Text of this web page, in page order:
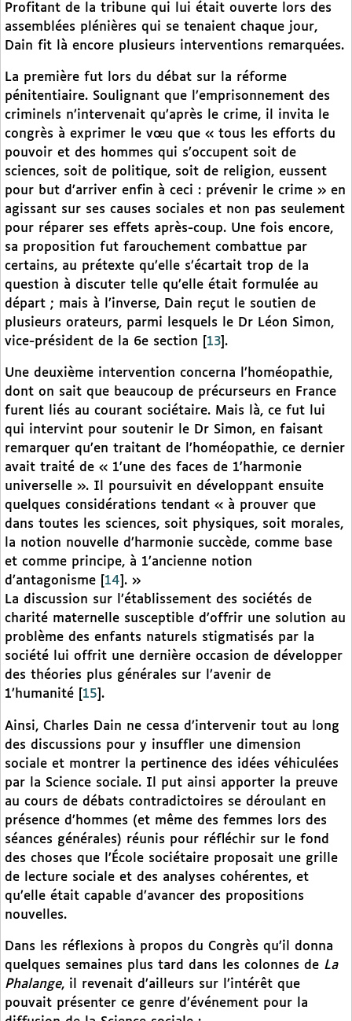
Profitant de la tribune qui lui était ouverte lors des
assemblées plénières qui se tenaient chaque jour,
Dain fit là encore plusieurs interventions remarquées.
La première fut lors du débat sur la réforme
pénitentiaire. Soulignant que l’emprisonnement des
criminels n’intervenait qu’après le crime, il invita le
congrès à exprimer le vœu que « tous les efforts du
pouvoir et des hommes qui s’occupent soit de
sciences, soit de politique, soit de religion, eussent
pour but d’arriver enfin à ceci : prévenir le crime » en
agissant sur ses causes sociales et non pas seulement
pour réparer ses effets après-coup. Une fois encore,
sa proposition fut farouchement combattue par
certains, au prétexte qu’elle s’écartait trop de la
question à discuter telle qu’elle était formulée au
départ ; mais à l’inverse, Dain reçut le soutien de
plusieurs orateurs, parmi lesquels le Dr Léon Simon,
vice-président de la 6e section
13 .
Une deuxième intervention concerna l’homéopathie,
dont on sait que beaucoup de précurseurs en France
furent liés au courant sociétaire. Mais là, ce fut lui
qui intervint pour soutenir le Dr Simon, en faisant
remarquer qu’en traitant de l’homéopathie, ce dernier
avait traité de « 1’une des faces de 1’harmonie
universelle ». Il poursuivit en développant ensuite
quelques considérations tendant « à prouver que
dans toutes les sciences, soit physiques, soit morales,
la notion nouvelle d’harmonie succède, comme base
et comme principe, à 1’ancienne notion
d’antagonisme
14 . »
La discussion sur l’établissement des sociétés de
charité maternelle susceptible d’offrir une solution au
problème des enfants naturels stigmatisés par la
société lui offrit une dernière occasion de développer
des théories plus générales sur l’avenir de
1’humanité
15 .
Ainsi, Charles Dain ne cessa d’intervenir tout au long
des discussions pour y insuffler une dimension
sociale et montrer la pertinence des idées véhiculées
par la Science sociale. Il put ainsi apporter la preuve
au cours de débats contradictoires se déroulant en
présence d’hommes (et même des femmes lors des
séances générales) réunis pour réfléchir sur le fond
des choses que l’École sociétaire proposait une grille
de lecture sociale et des analyses cohérentes, et
qu’elle était capable d’avancer des propositions
nouvelles.
Dans les réflexions à propos du Congrès qu’il donna
quelques semaines plus tard dans les colonnes de La
Phalange, il revenait d’ailleurs sur l’intérêt que
pouvait présenter ce genre d’événement pour la